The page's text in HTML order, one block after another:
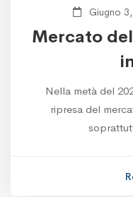
Giugno
Mercato
Nella metà del
ripresa del